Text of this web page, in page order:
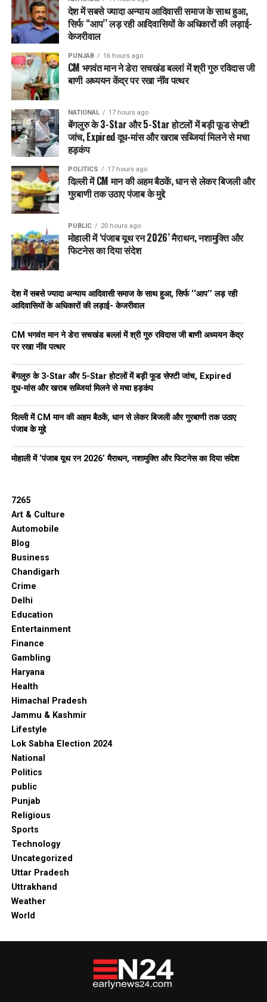
देश में सबसे ज्यादा अन्याय आदिवासी समाज के साथ हुआ,
सिर्फ ‘‘आप’’ लड़ रही आदिवासियों के अधिकारों की लड़ाई-
केजरीवाल
PUNJAB 16 hours ago
CM भगवंत मान ने डेरा सचखंड बल्लां में श्री गुरु रविदास जी
बाणी अध्ययन केंद्र पर रखा नींव पत्थर
NATIONAL 17 hours ago
बेंगलुरु के 3-Star और 5-Star होटलों में बड़ी फूड सेफ्टी
जांच, Expired दूध-मांस और खराब सब्जियां मिलने से मचा
हड़कंप
POLITICS 17 hours ago
दिल्ली में CM मान की अहम बैठकें, धान से लेकर बिजली और
गुरबाणी तक उठाए पंजाब के मुद्दे
PUBLIC 20 hours ago
मोहाली में ‘पंजाब यूथ रन 2026’ मैराथन, नशामुक्ति और
फिटनेस का दिया संदेश
देश में सबसे ज्यादा अन्याय आदिवासी समाज के साथ हुआ, सिर्फ ‘‘आप’’ लड़ रही
आदिवासियों के अधिकारों की लड़ाई- केजरीवाल
CM भगवंत मान ने डेरा सचखंड बल्लां में श्री गुरु रविदास जी बाणी अध्ययन केंद्र
पर रखा नींव पत्थर
बेंगलुरु के 3-Star और 5-Star होटलों में बड़ी फूड सेफ्टी जांच, Expired
दूध-मांस और खराब सब्जियां मिलने से मचा हड़कंप
दिल्ली में CM मान की अहम बैठकें, धान से लेकर बिजली और गुरबाणी तक उठाए
पंजाब के मुद्दे
मोहाली में ‘पंजाब यूथ रन 2026’ मैराथन, नशामुक्ति और फिटनेस का दिया संदेश
7265
Art & Culture
Automobile
Blog
Business
Chandigarh
Crime
Delhi
Education
Entertainment
Finance
Gambling
Haryana
Health
Himachal Pradesh
Jammu & Kashmir
Lifestyle
Lok Sabha Election 2024
National
Politics
public
Punjab
Religious
Sports
Technology
Uncategorized
Uttar Pradesh
Uttrakhand
Weather
World